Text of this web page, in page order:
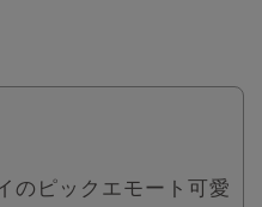
のピックエモート可愛